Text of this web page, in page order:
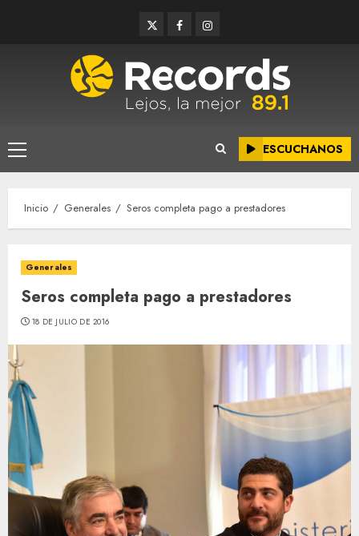
TwitterFacebookInstagram
Menú
principal
ESCUCHANOS
Inicio Generales Seros completa pago a prestadores
Generales
Seros completa pago a prestadores
18 DE JULIO DE 2016